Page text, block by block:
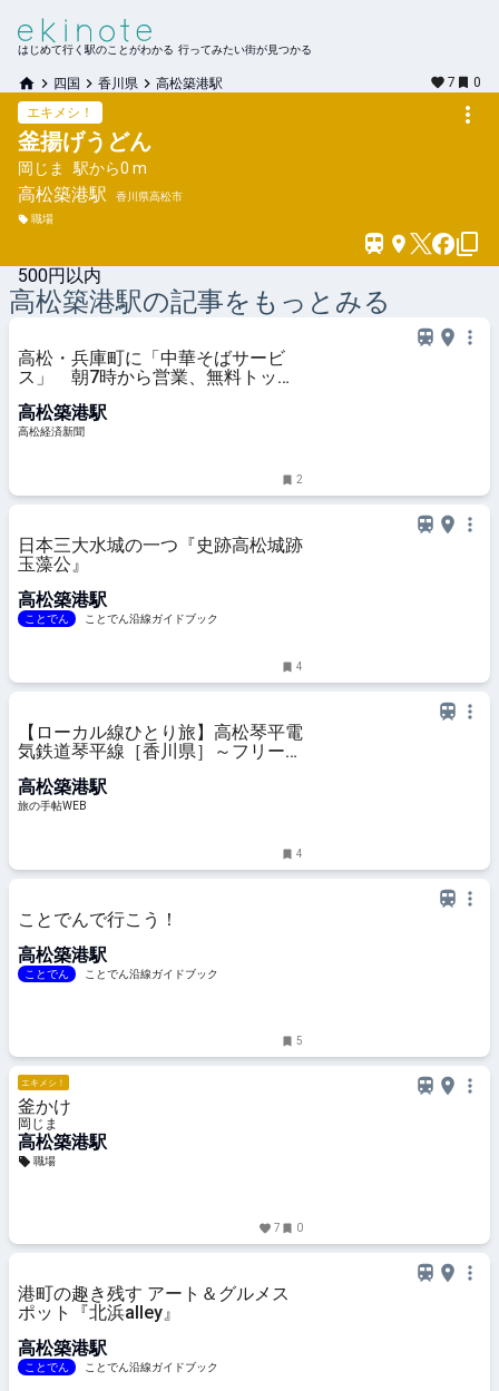
はじめて行く駅のことがわかる 行ってみたい街が見つかる
四国 香川県 高松築港駅 7
0
エキメシ！
釜揚げうどん
岡じま 駅から0 m
高松築港駅
香川県高松市
職場
500円以内
高松築港駅の記事をもっとみる
高松・兵庫町に「中華そばサービ
ス」 朝7時から営業、無料トッピ
高松築港駅
高松経済新聞
2
日本三大水城の一つ『史跡高松城跡
玉藻公』
高松築港駅
ことでん ことでん沿線ガイドブック
4
【ローカル線ひとり旅】高松琴平電
気鉄道琴平線［香川県］～フリーき
いっぱい｜旅の手帖WEB
高松築港駅
旅の手帖WEB
4
ことでんで行こう！
高松築港駅
ことでん ことでん沿線ガイドブック
5
エキメシ！
釜かけ
岡じま
高松築港駅
職場
7 0
港町の趣き残す アート＆グルメス
ポット『北浜alley』
高松築港駅
ことでん ことでん沿線ガイドブック